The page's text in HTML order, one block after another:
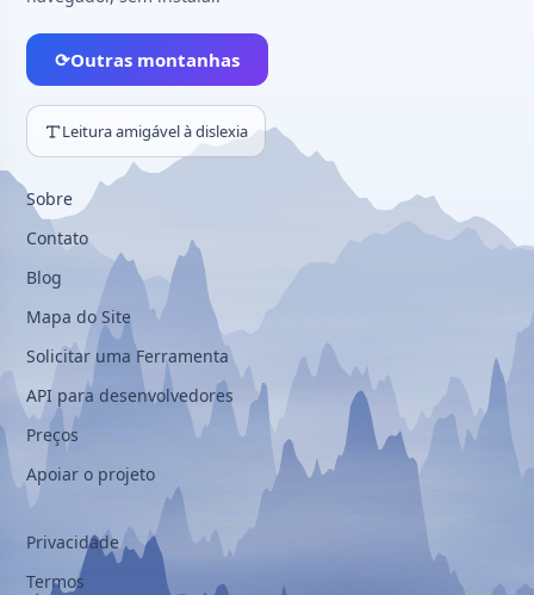
⟳Outras montanhas
Leitura amigável à dislexia
Sobre
Contato
Blog
Mapa do Site
Solicitar uma Ferramenta
API para desenvolvedores
Preços
Apoiar o projeto
Privacidade
Termos